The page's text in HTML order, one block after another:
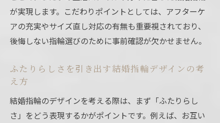
が実現します。こだわりポイントとしては、アフターケ
アの充実やサイズ直し対応の有無も重要視されており、
後悔しない指輪選びのために事前確認が欠かせません。
ふたりらしさを引き出す結婚指輪デザインの考
え方
結婚指輪のデザインを考える際は、まず「ふたりらし
さ」をどう表現するかがポイントです。例えば、お互い